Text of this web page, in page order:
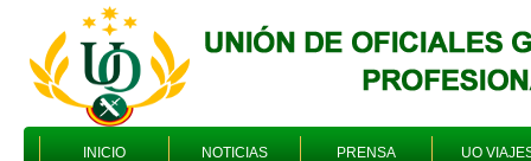
INICIO NOTICIAS PRENSA UO